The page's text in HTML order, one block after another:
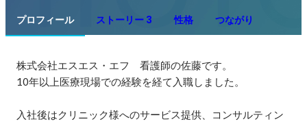
プロフィール ストーリー 3 性格 つながり
株式会社エスエス・エフ　看護師の佐藤です。
10年以上医療現場での経験を経て入職しました。
入社後はクリニック様へのサービス提供、コンサルティン